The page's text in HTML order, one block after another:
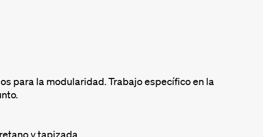
para la modularidad. Trabajo específico en la